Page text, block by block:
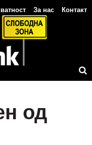
За нас Контакт
од